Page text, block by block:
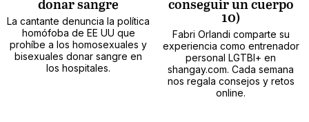
donar sangre
La cantante denuncia la política
homófoba de EE UU que
prohíbe a los homosexuales y
bisexuales donar sangre en
los hospitales.
conseguir un cuerpo
10)
Fabri Orlandi comparte su
experiencia como entrenador
personal LGTBI+ en
shangay.com. Cada semana
nos regala consejos y retos
online.